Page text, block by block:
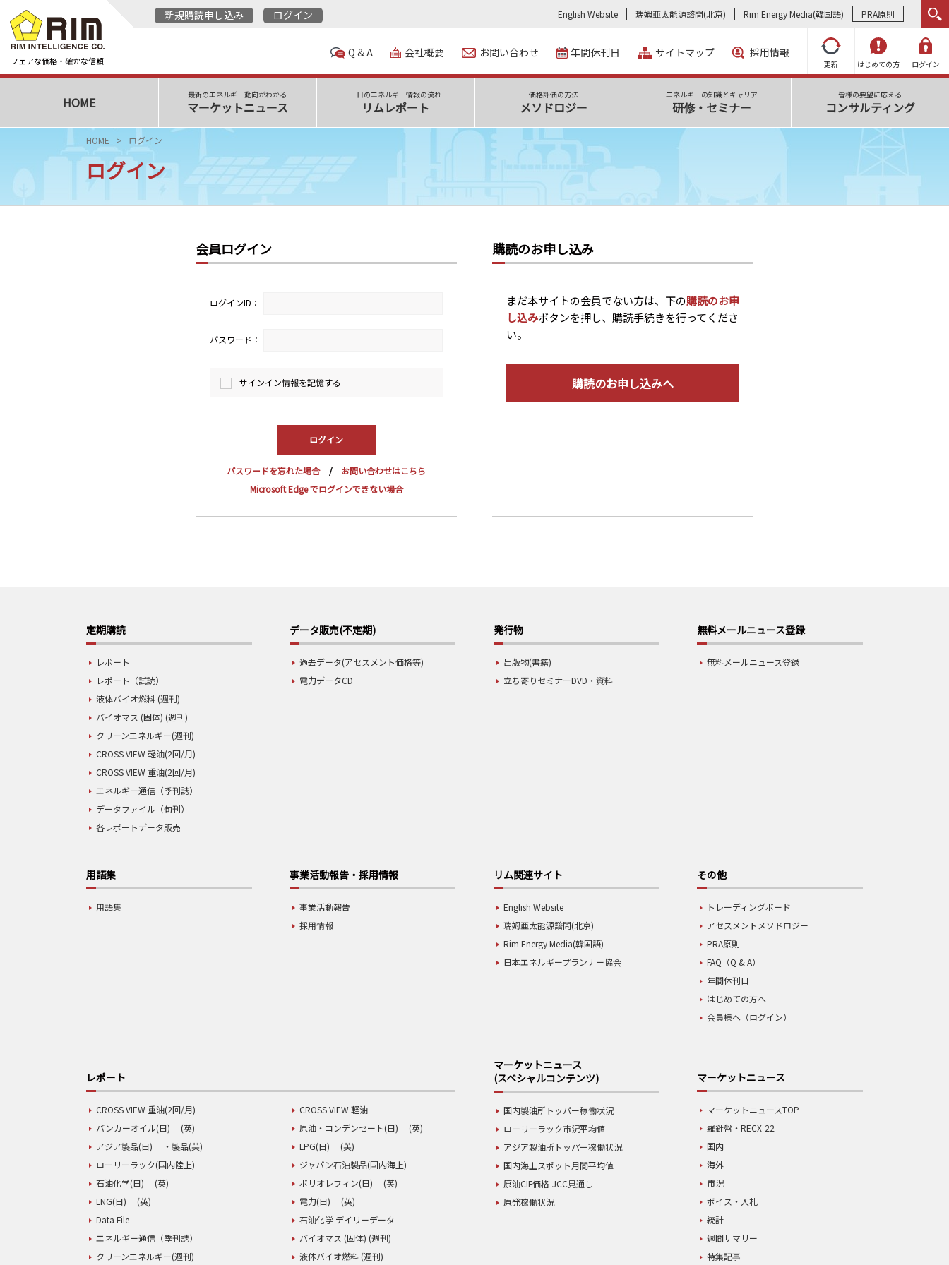
フェアな価格・確かな信頼
新規購読申し込み ログイン English Website 瑞姆亜太能源諮問(北京) Rim Energy Media(韓国語) PRA原則
更新 はじめての方 ログイン
Q & A 会社概要 お問い合わせ 年間休刊日 サイトマップ 採用情報
HOME 最新のエネルギー動向がわかる
マーケットニュース
一日のエネルギー情報の流れ
リムレポート
価格評価の方法
メソドロジー
エネルギーの知識とキャリア
研修・セミナー
皆様の要望に応える
コンサルティング
HOME ログイン
ログイン
会員ログイン
ログインID：
パスワード：
サインイン情報を記憶する
パスワードを忘れた場合
お問い合わせはこちら
Microsoft Edge でログインできない場合
購読のお申し込み
まだ本サイトの会員でない方は、下の購読のお申
し込みボタンを押し、購読手続きを行ってくださ
い。
購読のお申し込みへ
定期購読
レポート
レポート（試読）
液体バイオ燃料 (週刊)
バイオマス (固体) (週刊)
クリーンエネルギー(週刊)
CROSS VIEW 軽油(2回/月)
CROSS VIEW 重油(2回/月)
エネルギー通信（季刊誌）
データファイル（旬刊）
各レポートデータ販売
データ販売(不定期)
過去データ(アセスメント価格等)
電力データCD
発行物
出版物(書籍)
立ち寄りセミナーDVD・資料
無料メールニュース登録
無料メールニュース登録
用語集
用語集
事業活動報告・採用情報
事業活動報告
採用情報
リム関連サイト
English Website
瑞姆亜太能源諮問(北京)
Rim Energy Media(韓国語)
日本エネルギープランナー協会
その他
トレーディングボード
アセスメントメソドロジー
PRA原則
FAQ（Q & A）
年間休刊日
はじめての方へ
会員様へ（ログイン）
レポート
CROSS VIEW 重油(2回/月)
CROSS VIEW 軽油
バンカーオイル(日)
(英) 原油・コンデンセート(日)
(英)
アジア製品(日)
・製品(英) LPG(日)
(英)
ローリーラック(国内陸上)
ジャパン石油製品(国内海上)
石油化学(日)
(英) ポリオレフィン(日)
(英)
LNG(日)
(英) 電力(日)
(英)
Data File
石油化学 デイリーデータ
エネルギー通信（季刊誌）
バイオマス (固体) (週刊)
クリーンエネルギー(週刊)
液体バイオ燃料 (週刊)
マーケットニュース
(スペシャルコンテンツ)
国内製油所トッパー稼働状況
ローリーラック市況平均値
アジア製油所トッパー稼働状況
国内海上スポット月間平均値
原油CIF価格-JCC見通し
原発稼働状況
マーケットニュース
マーケットニュースTOP
羅針盤・RECX-22
国内
海外
市況
ボイス・入札
統計
週間サマリー
特集記事